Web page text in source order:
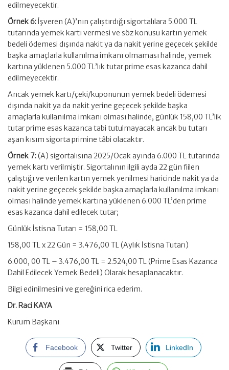
edilmeyecektir.
Örnek 6: İşveren (A)’nın çalıştırdığı sigortalılara 5.000 TL
tutarında yemek kartı vermesi ve söz konusu kartın yemek
bedeli ödemesi dışında nakit ya da nakit yerine geçecek şekilde
başka amaçlarla kullanılma imkanı olmaması halinde, yemek
kartına yüklenen 5.000 TL’lık tutar prime esas kazanca dahil
edilmeyecektir.
Ancak yemek kartı/çeki/kuponunun yemek bedeli ödemesi
dışında nakit ya da nakit yerine geçecek şekilde başka
amaçlarla kullanılma imkanı olması halinde, günlük 158,00 TL’lik
tutar prime esas kazanca tabi tutulmayacak ancak bu tutarı
aşan kısım sigorta primine tâbi olacaktır.
Örnek 7:(A) sigortalısına 2025/Ocak ayında 6.000 TL tutarında
yemek kartı verilmiştir. Sigortalının ilgili ayda 22 gün fiilen
çalıştığı ve verilen kartın yemek yenilmesi haricinde nakit ya da
nakit yerine geçecek şekilde başka amaçlarla kullanılma imkanı
olması halinde yemek kartına yüklenen 6.000 TL’den prime
esas kazanca dahil edilecek tutar;
Günlük İstisna Tutarı = 158,00 TL
158,00 TL x 22 Gün = 3.476,00 TL (Aylık İstisna Tutarı)
6.000, 00 TL – 3.476,00 TL = 2.524,00 TL (Prime Esas Kazanca
Dahil Edilecek Yemek Bedeli) Olarak hesaplanacaktır.
Bilgi edinilmesini ve gereğini rica ederim.
Dr. Raci KAYA
Kurum Başkanı
Facebook Twitter LinkedIn